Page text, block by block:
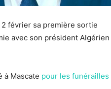
2 février sa première sortie
avec son président Algérien
à Mascate pour les funérailles